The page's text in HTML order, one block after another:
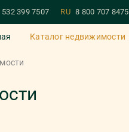
532 399 7507 RU 8 800 707 8475
Каталог недвижимости